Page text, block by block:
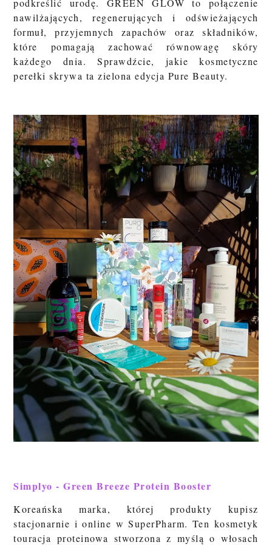
podkreślić urodę. GREEN GLOW to połączenie
nawilżających, regenerujących i odświeżających
formuł, przyjemnych zapachów oraz składników,
które pomagają zachować równowagę skóry
każdego dnia. Sprawdźcie, jakie kosmetyczne
perełki skrywa ta zielona edycja Pure Beauty.
Simplyo - Green Breeze Protein Booster
Koreańska marka, której produkty kupisz
stacjonarnie i online w SuperPharm. Ten kosmetyk
touracja proteinowa stworzona z myślą o włosach